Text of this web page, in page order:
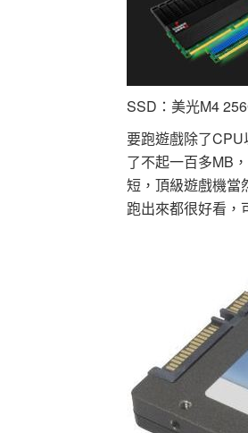
SSD：美光M4
要跑遊戲除了
了不起一百多MB
短，頂級遊戲機當
跑出來都很好看